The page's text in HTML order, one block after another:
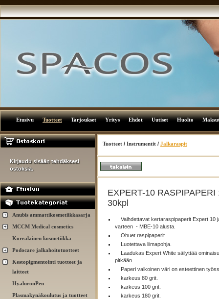
Etusivu Tuotteet Tarjoukset Yritys Ehdot Uutiset Huolto
Kirjaudu sisään tehdäksesi
ostoksia.
Anubis ammattikosmetiikkasarja
MCCM Medical cosmetics
Korealainen kosmetiikka
Podocare jalkahoitotuotteet
Kestopigmentointi tuotteet ja
laitteet
HyaluronPen
Plasmakynäkoulutus ja tuotteet
Tuotteet / Instrumentit / Jalkaraspit
EXPERT-10 RASPIPAPERI
30kpl
Vaihdettavat kertaraspipaperit Expert 10
varteen - MBE-10 alusta.
Ohuet raspipaperit.
Luotettava liimapohja.
Laadukas Expert White säilyttää
pitkään.
Paperi valkoinen väri on esteettinen
karkeus 80 grit.
karkeus 100 grit.
karkeus 180 grit.